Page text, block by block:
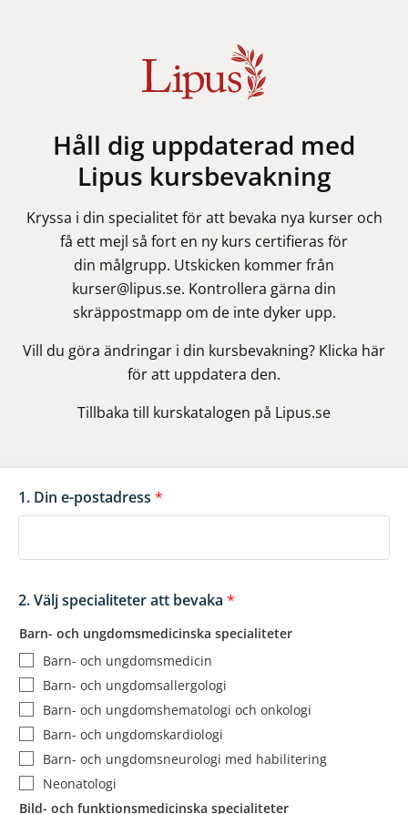
Håll dig uppdaterad med
Lipus kursbevakning
Kryssa i din specialitet för att bevaka nya kurser och
få ett mejl så fort en ny kurs certifieras för
din målgrupp. Utskicken kommer från
kurser@lipus.se. Kontrollera gärna din
skräppostmapp om de inte dyker upp.
Vill du göra ändringar i din kursbevakning? Klicka här
för att uppdatera den.
Tillbaka till kurskatalogen på Lipus.se
1. Din e-postadress *
2. Välj specialiteter att bevaka *
Barn- och ungdomsmedicinska specialiteter
Barn- och ungdomsmedicin
Barn- och ungdomsallergologi
Barn- och ungdomshematologi och onkologi
Barn- och ungdomskardiologi
Barn- och ungdomsneurologi med habilitering
Neonatologi
Bild- och funktionsmedicinska specialiteter